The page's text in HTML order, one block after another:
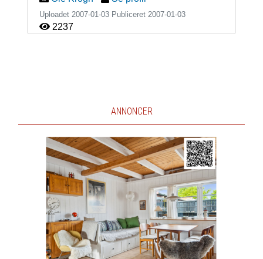
Uploadet 2007-01-03 Publiceret 2007-01-03
2237
ANNONCER